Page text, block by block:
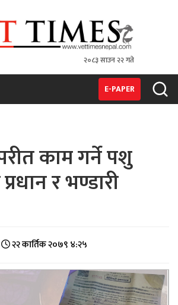
२०८३ साउन २२ गते
E-PAPER
काम गर्ने पशु
र भण्डारी
२२ कार्तिक २०७९ ४:२५